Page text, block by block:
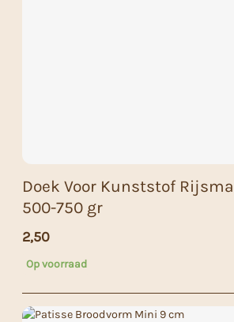
Doek Voor Kunststof
500-750 gr
2,50
Op voorraad